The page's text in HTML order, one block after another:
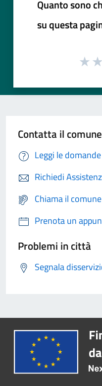
Quanto sono
su questa
Contatta il comune
Leggi le
Richiedi
Chiama il
Prenota un
Problemi in città
Segnala